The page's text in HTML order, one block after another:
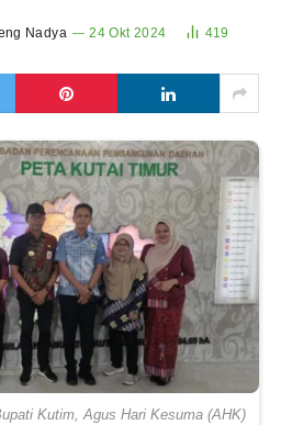
Nadya 24 Okt 2024 419
Kutim, Agus Hari Kesuma (AHK)